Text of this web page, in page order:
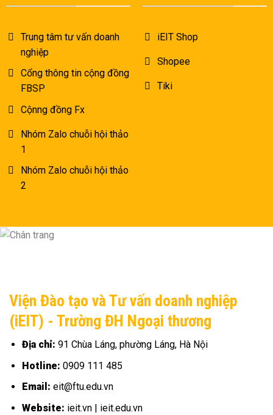
Trung tâm tư vấn doanh
nghiệp
Cổng thông tin cộng đồng
FBSP
Cộnng đồng Fx
Nhóm Zalo chuỗi hội thảo
1
Nhóm Zalo chuỗi hội thảo
2
iEIT Shop
Shopee
Tiki
Viện Đào tạo và Tư vấn doanh nghiệp
(iEIT) - Trường ĐH Ngoại thương
Địa chỉ: 91 Chùa Láng, phường Láng, Hà Nội
Hotline: 0909 111 485
Email: eit@ftu.edu.vn
Website: ieit.vn | ieit.edu.vn